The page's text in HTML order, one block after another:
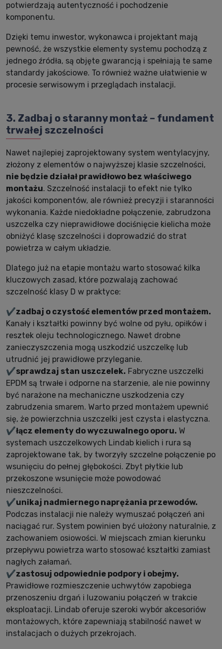
potwierdzają autentyczność i pochodzenie
komponentu.
Dzięki temu inwestor, wykonawca i projektant mają
pewność, że wszystkie elementy systemu pochodzą z
jednego źródła, są objęte gwarancją i spełniają te same
standardy jakościowe. To również ważne ułatwienie w
procesie serwisowym i przeglądach instalacji.
3. Zadbaj o staranny montaż – fundament
trwałej szczelności
Nawet najlepiej zaprojektowany system wentylacyjny,
złożony z elementów o najwyższej klasie szczelności,
nie będzie działał prawidłowo bez właściwego
montażu. Szczelność instalacji to efekt nie tylko
jakości komponentów, ale również precyzji i staranności
wykonania. Każde niedokładne połączenie, zabrudzona
uszczelka czy nieprawidłowe dociśnięcie kielicha może
obniżyć klasę szczelności i doprowadzić do strat
powietrza w całym układzie.
Dlatego już na etapie montażu warto stosować kilka
kluczowych zasad, które pozwalają zachować
szczelność klasy D w praktyce:
✔️zadbaj o czystość elementów przed montażem.
Kanały i kształtki powinny być wolne od pyłu, opiłków i
resztek oleju technologicznego. Nawet drobne
zanieczyszczenia mogą uszkodzić uszczelkę lub
utrudnić jej prawidłowe przyleganie.
✔️sprawdzaj stan uszczelek. Fabryczne uszczelki
EPDM są trwałe i odporne na starzenie, ale nie powinny
być narażone na mechaniczne uszkodzenia czy
zabrudzenia smarem. Warto przed montażem upewnić
się, że powierzchnia uszczelki jest czysta i elastyczna.
✔️łącz elementy do wyczuwalnego oporu. W
systemach uszczelkowych Lindab kielich i rura są
zaprojektowane tak, by tworzyły szczelne połączenie po
wsunięciu do pełnej głębokości. Zbyt płytkie lub
przekoszone wsunięcie może powodować
nieszczelności.
✔️unikaj nadmiernego naprężania przewodów.
Podczas instalacji nie należy wymuszać połączeń ani
naciągać rur. System powinien być ułożony naturalnie, z
zachowaniem osiowości. W miejscach zmian kierunku
przepływu powietrza warto stosować kształtki zamiast
nagłych załamań.
✔️zastosuj odpowiednie podpory i obejmy.
Prawidłowe rozmieszczenie uchwytów zapobiega
przenoszeniu drgań i luzowaniu połączeń w trakcie
eksploatacji. Lindab oferuje szeroki wybór akcesoriów
montażowych, które zapewniają stabilność nawet w
instalacjach o dużych przekrojach.